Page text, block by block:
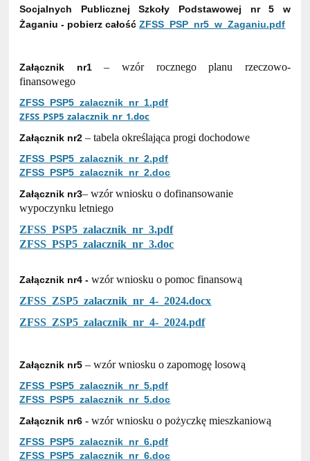
Socjalnych Publicznej Szkoły Podstawowej nr 5 w
Żaganiu - pobierz całośćZFSS_PSP_nr5_w_Zaganiu.pdf
Załącznik nr1– wzór rocznego planu rzeczowo-
finansowego
ZFSS_PSP5_zalacznik_nr_1.pdf
ZFSS_PSP5_zalacznik_nr_1.doc
Załącznik nr2 – tabela określająca progi dochodowe
ZFSS_PSP5_zalacznik_nr_2.pdf
ZFSS_PSP5_zalacznik_nr_2.doc
Załącznik nr3– wzór wniosku o dofinansowanie
wypoczynku letniego
ZFSS_PSP5_zalacznik_nr_3.pdf
ZFSS_PSP5_zalacznik_nr_3.doc
Załącznik nr4 -wzór wniosku o pomoc finansową
ZFSS_ZSP5_zalacznik_nr_4-_2024.docx
ZFSS_ZSP5_zalacznik_nr_4-_2024.pdf
Załącznik nr5– wzór wniosku o zapomogę losową
ZFSS_PSP5_zalacznik_nr_5.pdf
ZFSS_PSP5_zalacznik_nr_5.doc
Załącznik nr6 - wzór wniosku o pożyczkę mieszkaniową
ZFSS_PSP5_zalacznik_nr_6.pdf
ZFSS_PSP5_zalacznik_nr_6.doc